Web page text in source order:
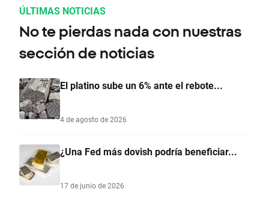
ÚLTIMAS NOTICIAS
No te pierdas nada con nuestras
sección de noticias
El platino sube un 6% ante el rebote...
4 de agosto de 2026
¿Una Fed más dovish podría beneficiar...
17 de junio de 2026